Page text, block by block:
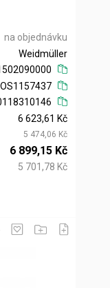
na objednávku
Weidmüller
6 623,61 Kč
5 474,06 Kč
6 899,15 Kč
5 701,78 Kč
košíku